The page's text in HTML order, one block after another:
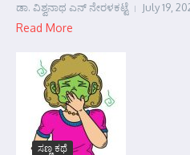
ಡಾ. ವಿಶ್ವನಾಥ ಎನ್ ನೇರಳಕಟ್ಟೆ July 19,
Read More
ಸಣ್ಣ ಕಥೆ